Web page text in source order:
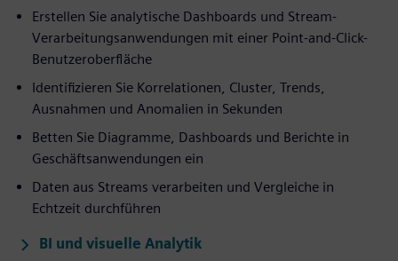
Erstellen Sie analytische Dashboards und Stream-
Verarbeitungsanwendungen mit einer Point-and-Click-
Benutzeroberfläche
Identifizieren Sie Korrelationen, Cluster, Trends,
Ausnahmen und Anomalien in Sekunden
Betten Sie Diagramme, Dashboards und Berichte in
Geschäftsanwendungen ein
Daten aus Streams verarbeiten und Vergleiche in
Echtzeit durchführen
BI und visuelle Analytik